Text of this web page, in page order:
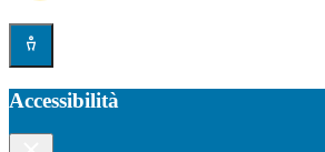
Accessibilità